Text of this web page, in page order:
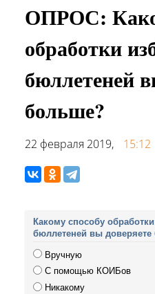
ОПРОС:
обработки
бюллетеней
больше?
22 февраля 2019, 15:12
Какому способу
бюллетеней вы
Вручную
С помощью КОИБов
Никакому